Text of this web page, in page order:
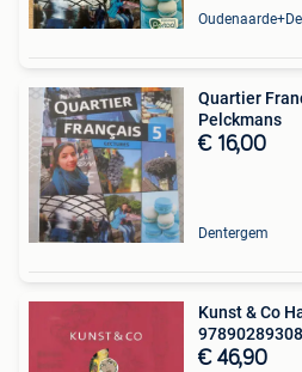
Quartier
Pelckmans
€ 16,00
Dentergem
Kunst & Co
€ 46,90